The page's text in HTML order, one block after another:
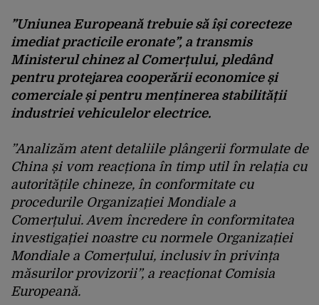
”Uniunea Europeană trebuie să își corecteze
imediat practicile eronate”, a transmis
Ministerul chinez al Comerțului, pledând
pentru protejarea cooperării economice și
comerciale și pentru menținerea stabilității
industriei vehiculelor electrice.
”Analizăm atent detaliile plângerii formulate de
China și vom reacționa în timp util în relația cu
autoritățile chineze, în conformitate cu
procedurile Organizației Mondiale a
Comerțului. Avem încredere în conformitatea
investigației noastre cu normele Organizației
Mondiale a Comerțului, inclusiv în privința
măsurilor provizorii”, a reacționat Comisia
Europeană.